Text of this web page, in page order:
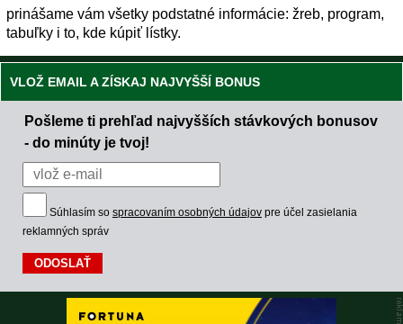
prinášame vám všetky podstatné informácie: žreb, program,
tabuľky i to, kde kúpiť lístky.
VLOŽ EMAIL A ZÍSKAJ NAJVYŠŠÍ BONUS
Pošleme ti prehľad najvyšších stávkových bonusov
- do minúty je tvoj!
Súhlasím so spracovaním osobných údajov pre účel zasielania
reklamných správ